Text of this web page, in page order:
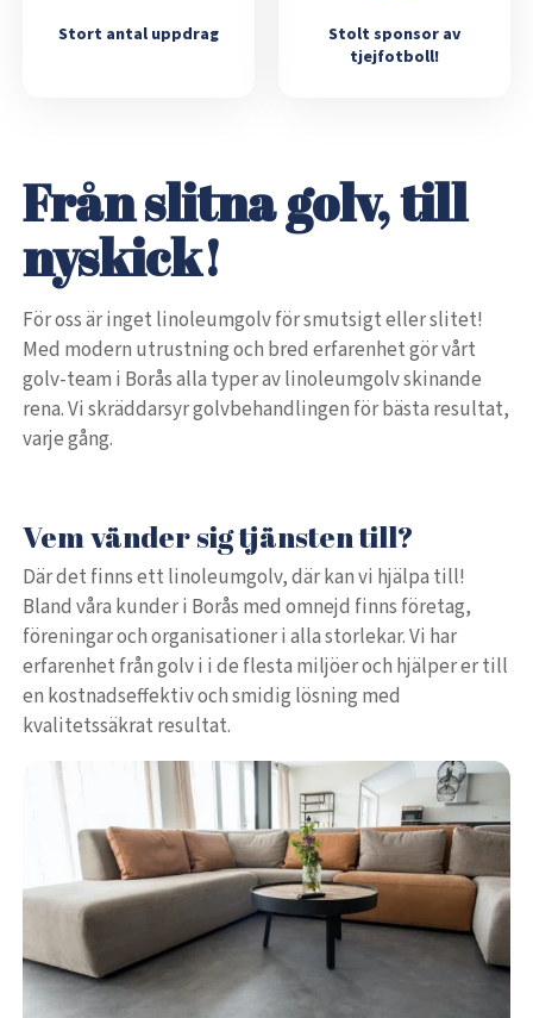
Stort antal uppdrag
Stolt sponsor av
tjejfotboll!
Från slitna golv, till
nyskick!
För oss är inget linoleumgolv för smutsigt eller slitet!
Med modern utrustning och bred erfarenhet gör vårt
golv-team i Borås alla typer av linoleumgolv skinande
rena. Vi skräddarsyr golvbehandlingen för bästa resultat,
varje gång.
Vem vänder sig tjänsten till?
Där det finns ett linoleumgolv, där kan vi hjälpa till!
Bland våra kunder i Borås med omnejd finns företag,
föreningar och organisationer i alla storlekar. Vi har
erfarenhet från golv i i de flesta miljöer och hjälper er till
en kostnadseffektiv och smidig lösning med
kvalitetssäkrat resultat.